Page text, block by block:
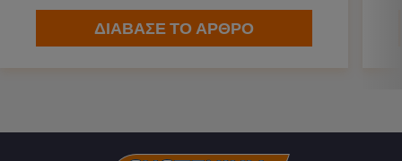
ΔΙΑΒΑΣΕ ΤΟ ΑΡΘΡΟ